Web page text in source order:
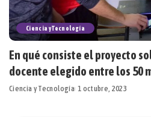
Ciencia y Tecnología
En qué consiste el proyecto
docente elegido entre los 50
Ciencia y Tecnología 1 octubre, 2023